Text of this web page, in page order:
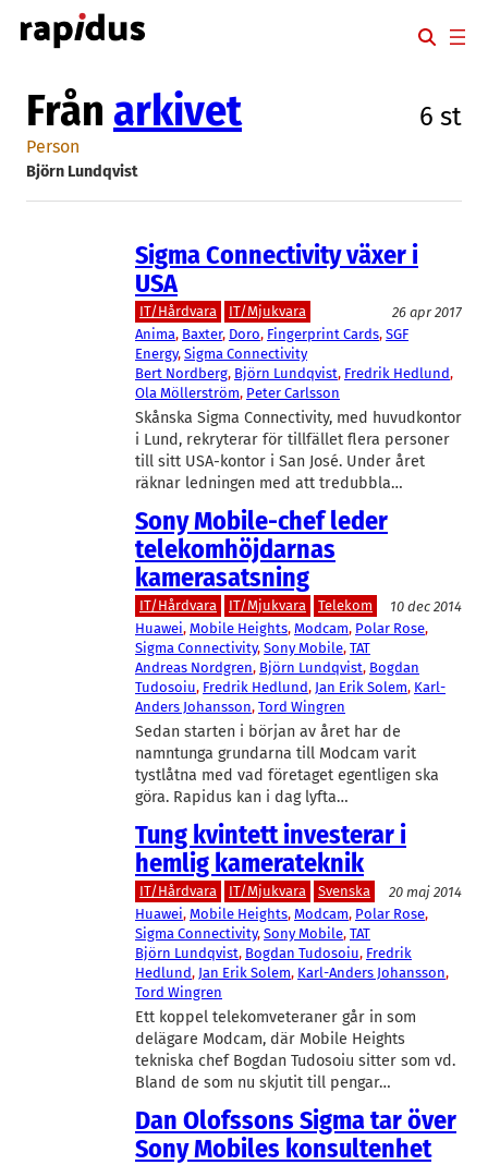
Hoppa
till
Från arkivet 6 st
Person
Björn Lundqvist
Sigma Connectivity växer i
USA
IT/Hårdvara IT/Mjukvara
26 apr 2017
Anima, Baxter, Doro, Fingerprint Cards, SGF
Energy, Sigma Connectivity
Bert Nordberg, Björn Lundqvist, Fredrik Hedlund
Ola Möllerström, Peter Carlsson
Skånska Sigma Connectivity, med huvudkontor
i Lund, rekryterar för tillfället flera personer
till sitt USA-kontor i San José. Under året
räknar ledningen med att tredubbla…
Sony Mobile-chef leder
telekomhöjdarnas
kamerasatsning
IT/Hårdvara IT/Mjukvara Telekom
10 dec 2014
Huawei, Mobile Heights, Modcam, Polar Rose
Sigma Connectivity, Sony Mobile, TAT
Andreas Nordgren, Björn Lundqvist, Bogdan
Tudosoiu, Fredrik Hedlund, Jan Erik Solem, Karl-
Anders Johansson, Tord Wingren
Sedan starten i början av året har de
namntunga grundarna till Modcam varit
tystlåtna med vad företaget egentligen ska
göra. Rapidus kan i dag lyfta…
Tung kvintett investerar i
hemlig kamerateknik
IT/Hårdvara IT/Mjukvara Svenska
20 maj 2014
Huawei, Mobile Heights, Modcam, Polar Rose
Sigma Connectivity, Sony Mobile, TAT
Björn Lundqvist, Bogdan Tudosoiu, Fredrik
Hedlund, Jan Erik Solem, Karl-Anders Johansson
Tord Wingren
Ett koppel telekomveteraner går in som
delägare Modcam, där Mobile Heights
tekniska chef Bogdan Tudosoiu sitter som vd.
Bland de som nu skjutit till pengar…
Dan Olofssons Sigma tar över
Sony Mobiles konsultenhet